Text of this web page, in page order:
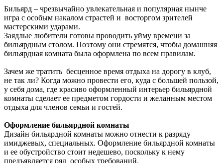
Бильярд – чрезвычайно увлекательная и популярная нынче
игра с особым накалом страстей и восторгом зрителей
мастерскими ударами.
Заядлые любители готовы проводить уйму времени за
бильярдным столом. Поэтому они стремятся, чтобы домашняя
бильярдная комната была оформлена по всем правилам.
Зачем же тратить бесценное время отдыха на дорогу в клуб,
не так ли? Когда можно провести его, куда с большей пользой,
у себя дома, где красиво оформленный интерьер бильярдной
комнаты сделает ее предметом гордости и желанным местом
отдыха для членов семьи и гостей.
Оформление бильярдной комнаты
Дизайн бильярдной комнаты можно отнести к разряду
имиджевых, специальных. Оформление бильярдной комнаты
и ее обустройство стоит недешево, поскольку к нему
предъявляется ряд особых требований.